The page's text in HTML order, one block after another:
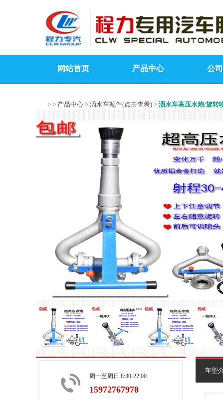
网站首页 产品中心 公
> > 产品中心 > 洒水车配件(点击查看) > 洒水车高压水炮/旋转
周一至周日 8:30-22:00
15972767978
车型